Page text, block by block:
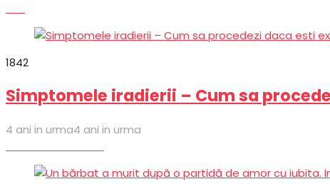
1842
Simptomele iradierii – Cum sa
4 ani in urma4 ani in urma